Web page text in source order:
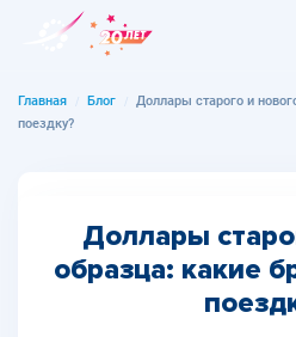
Главная Блог
Доллары старого и
поездку?
Доллары
образца: какие